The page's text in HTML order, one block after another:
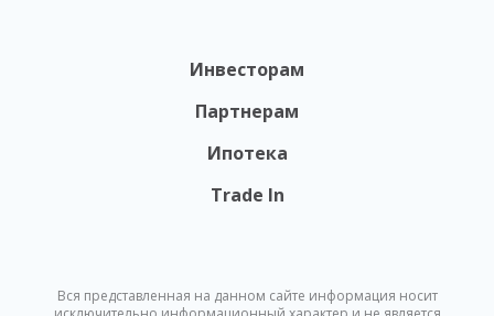
Инвесторам
Партнерам
Ипотека
Trade In
Вся представленная на данном сайте информация носит